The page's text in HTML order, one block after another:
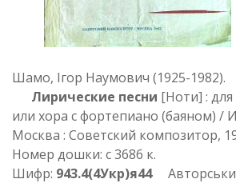
Шамо, Ігор Наумович (1925-1982).
Лирические песни [Ноти] : для
или хора с фортепиано (баяном)
Москва : Советский композитор,
Номер дошки: с 3686 к.
Шифр: 943.4(4Укр)я44